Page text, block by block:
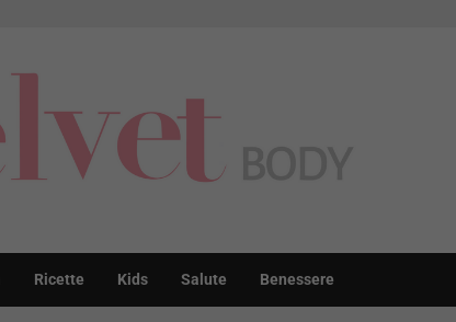
Ricette Kids Salute Benessere